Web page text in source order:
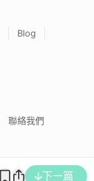
下一篇
Blog
聯絡我們